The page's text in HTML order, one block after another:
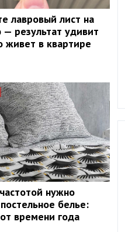
лавровый лист на
результат удивит
живет в квартире
нужно
белье:
времени года